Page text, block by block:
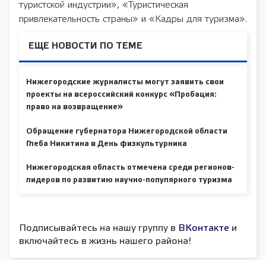
туристской индустрии», «Туристическая
привлекательность страны» и «Кадры для туризма».
ЕЩЕ НОВОСТИ ПО ТЕМЕ
Нижегородские журналисты могут заявить свои
проекты на всероссийский конкурс «Пробация:
право на возвращение»
Обращение губернатора Нижегородской области
Глеба Никитина в День физкультурника
Нижегородская область отмечена среди регионов-
лидеров по развитию научно-популярного туризма
Подписывайтесь на нашу группу в ВКонтакте и
включайтесь в жизнь нашего района!